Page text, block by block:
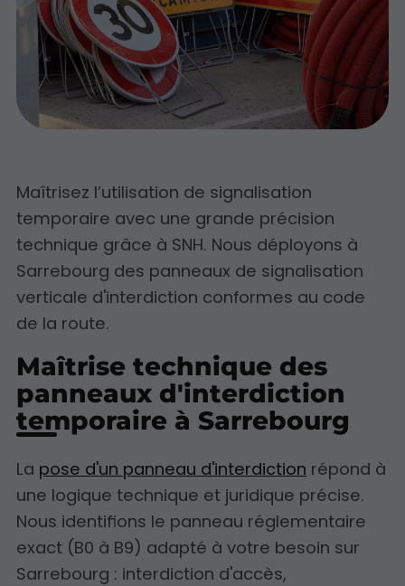
Maîtrisez l’utilisation de signalisation
temporaire avec une grande précision
technique grâce à SNH. Nous déployons à
Sarrebourg des panneaux de signalisation
verticale d'interdiction conformes au code
de la route.
Maîtrise technique des
panneaux d'interdiction
temporaire à Sarrebourg
La pose d'un panneau d'interdiction répond à
une logique technique et juridique précise.
Nous identifions le panneau réglementaire
exact (B0 à B9) adapté à votre besoin sur
Sarrebourg : interdiction d'accès,